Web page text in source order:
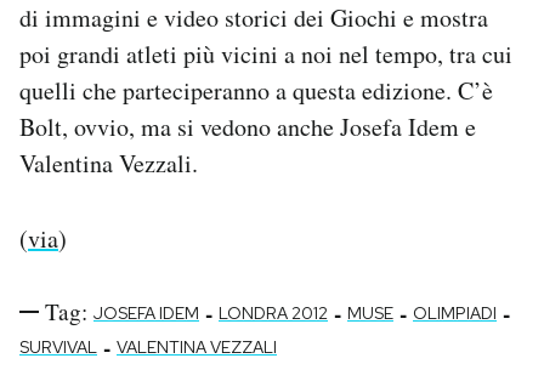
PODCAST
NEWSLETTER
SHOP
di immagini e video storici dei Giochi e mostra
poi grandi atleti più vicini a noi nel tempo, tra cui
quelli che parteciperanno a questa edizione. C’è
Bolt, ovvio, ma si vedono anche Josefa Idem e
Valentina Vezzali.
(via)
Tag: JOSEFA IDEM - LONDRA 2012 - MUSE - OLIMPIADI -
SURVIVAL - VALENTINA VEZZALI